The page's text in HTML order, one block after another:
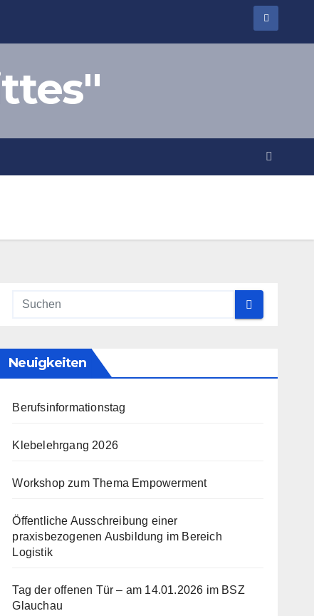
Neuigkeiten
Berufsinformationstag
Klebelehrgang 2026
Workshop zum Thema Empowerment
Öffentliche Ausschreibung einer
praxisbezogenen Ausbildung im Bereich
Logistik
Tag der offenen Tür – am 14.01.2026 im BSZ
Glauchau